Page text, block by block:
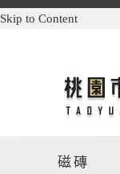
Skip to Content
磁磚